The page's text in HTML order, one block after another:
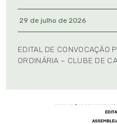
29 de julho de 2026
EDITAL DE CONVOCAÇÃO
ORDINÁRIA – CLUBE DE